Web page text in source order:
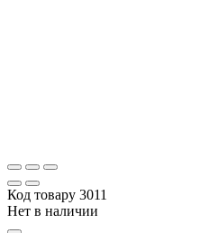
Код товару 3011
Нет в наличии